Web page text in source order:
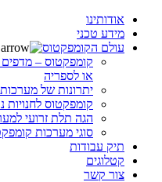
אודותינו
מידע טכני
עולם הקומפקטוס
קומפקטוס – מדפים
או לספריה
יתרונות של
קומפקטוס לחנויות
הגה תלת זרועי
סוגי מערכות
תיק עבודות
קטלוגים
צור קשר